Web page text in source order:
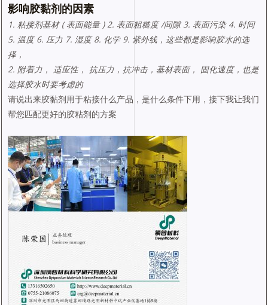
影响胶黏剂的因素
1. 粘接剂基材 ( 表面能量 ) 2. 表面粗糙度 /间隙 3. 表面污染 4. 时间
5. 温度 6. 压力 7. 湿度 8. 化学 9. 紫外线，这些都是影响胶水的选
择，
2. 附着力， 适应性， 抗压力，抗冲击，基材表面， 固化速度，也是
选择胶水时要考虑的
请说出来胶黏剂用于粘接什么产品，是什么条件下用，接下我让我们
帮您匹配更好的胶粘剂的方案